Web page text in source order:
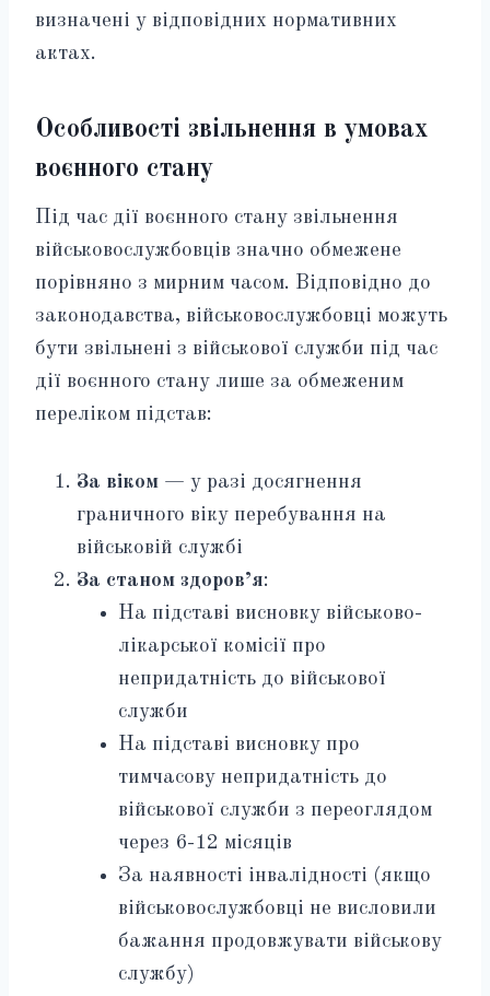
визначені у відповідних нормативних
актах.
Особливості звільнення в умовах
воєнного стану
Під час дії воєнного стану звільнення
військовослужбовців значно обмежене
порівняно з мирним часом. Відповідно до
законодавства, військовослужбовці можуть
бути звільнені з військової служби під час
дії воєнного стану лише за обмеженим
переліком підстав:
За віком — у разі досягнення
граничного віку перебування на
військовій службі
За станом здоров’я:
На підставі висновку військово-
лікарської комісії про
непридатність до військової
служби
На підставі висновку про
тимчасову непридатність до
військової служби з переоглядом
через 6-12 місяців
За наявності інвалідності (якщо
військовослужбовці не висловили
бажання продовжувати військову
службу)